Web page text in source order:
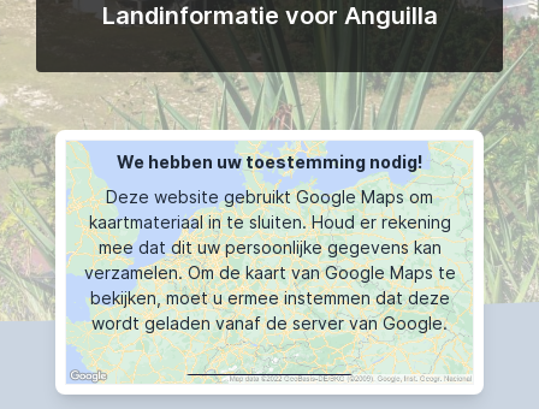
Landinformatie voor Anguilla
We hebben uw toestemming nodig!
Deze website gebruikt Google Maps om
kaartmateriaal in te sluiten. Houd er rekening
mee dat dit uw persoonlijke gegevens kan
verzamelen. Om de kaart van Google Maps te
bekijken, moet u ermee instemmen dat deze
wordt geladen vanaf de server van Google.
KAART TOONT